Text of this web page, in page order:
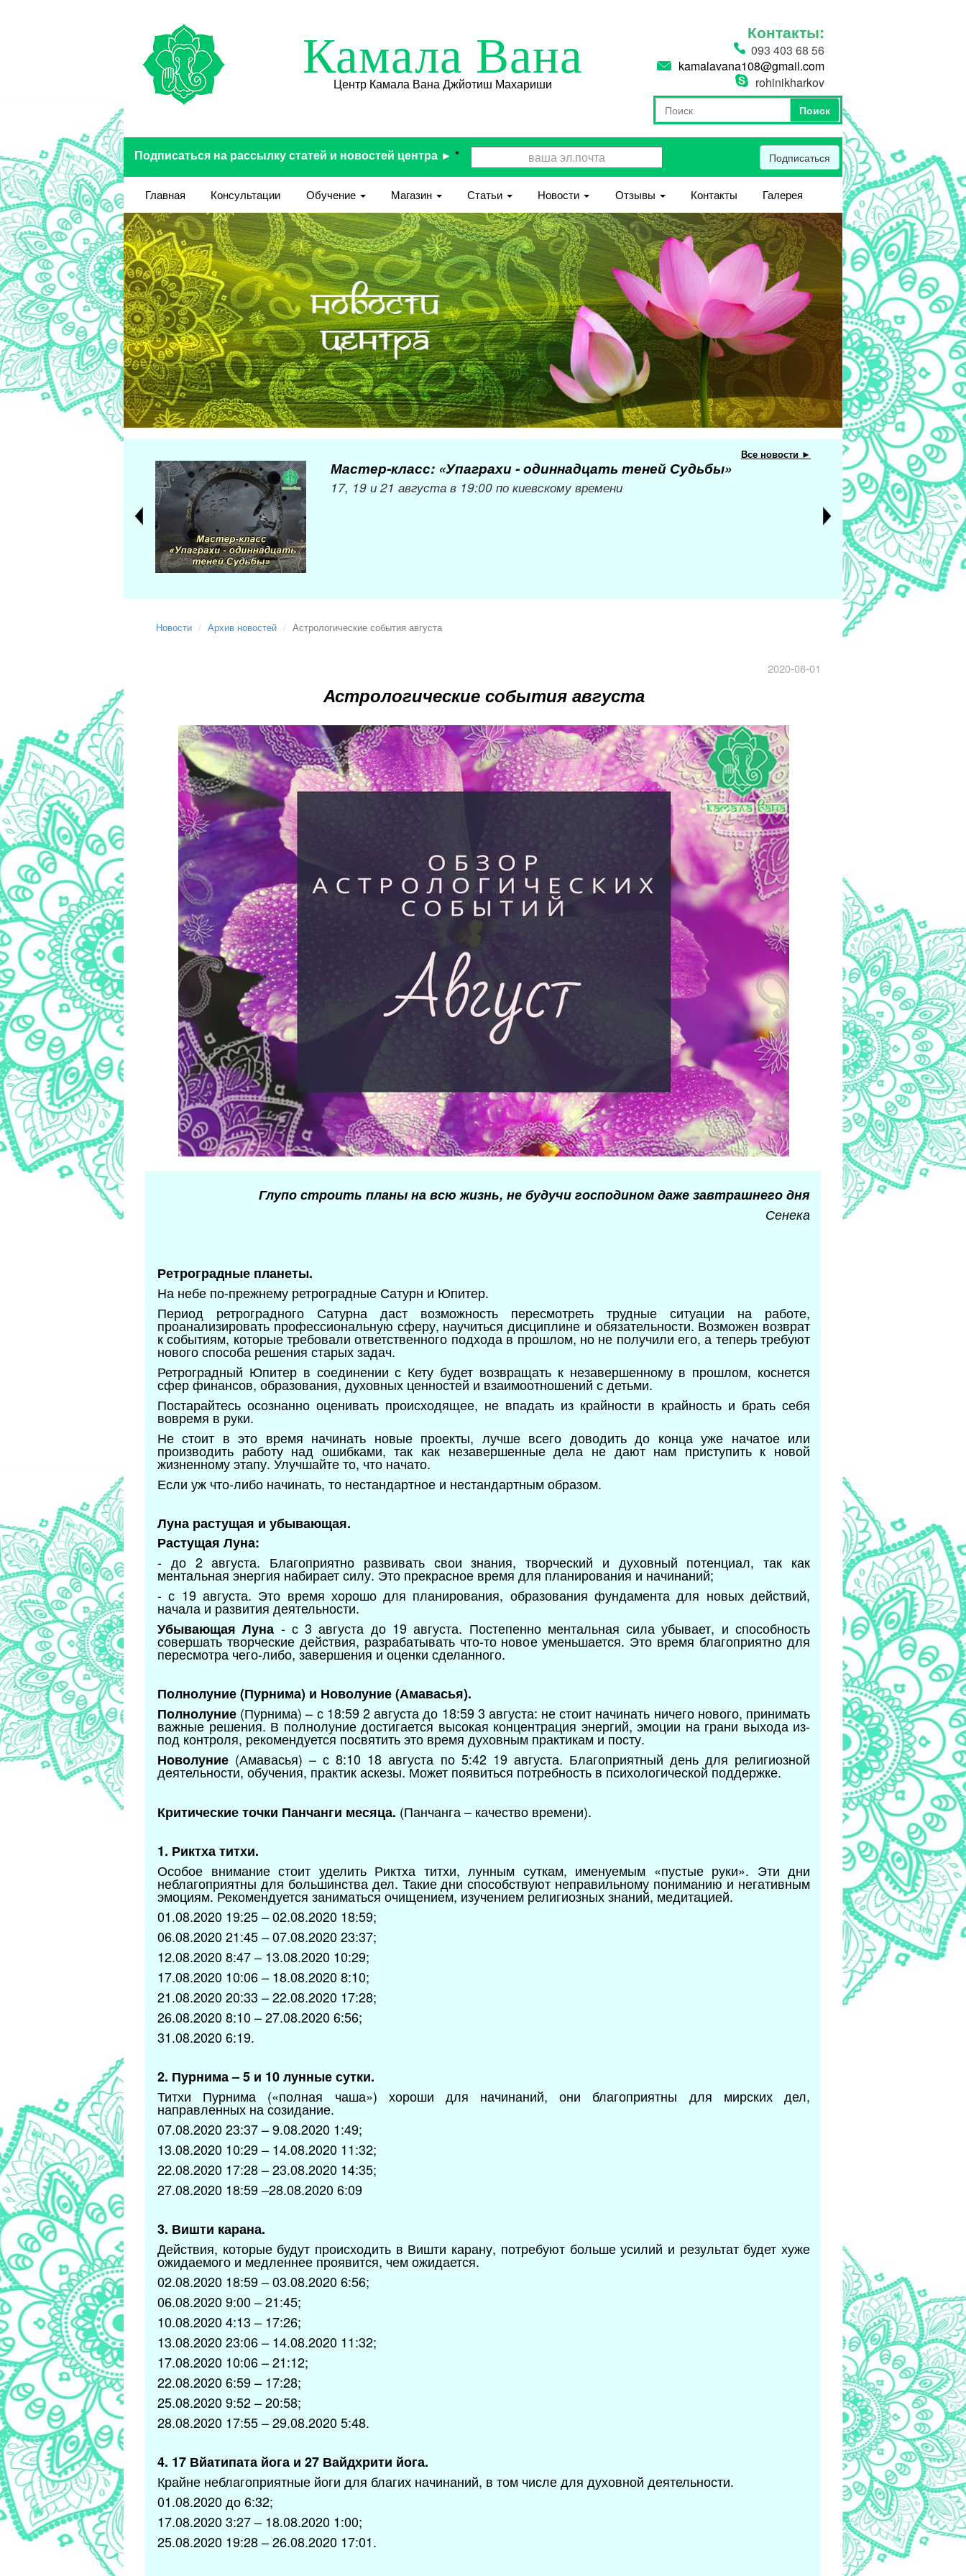
Камала Вана
Центр Камала Вана Джйотиш Махариши
Контакты:
093 403 68 56
kamalavana108@gmail.com
rohinikharkov
Форма поиска
Поиск
Поиск
Подписаться на рассылку статей и новостей центра ► * Подписаться
Главная Консультации Обучение Магазин Статьи Новости Отзывы Контакты Галерея
Все новости ►
Мастер-класс: «Упаграхи - одиннадцать теней Судьбы»
17, 19 и 21 августа в 19:00 по киевскому времени
Новости Архив новостей Астрологические события августа
2020-08-01
Астрологические события августа
Глупо строить планы на всю жизнь, не будучи господином даже завтрашнего дня
Сенека
Ретроградные планеты.
На небе по-прежнему ретроградные Сатурн и Юпитер.
Период ретроградного Сатурна даст возможность пересмотреть трудные ситуации на работе,
проанализировать профессиональную сферу, научиться дисциплине и обязательности. Возможен возврат
к событиям, которые требовали ответственного подхода в прошлом, но не получили его, а теперь требуют
нового способа решения старых задач.
Ретроградный Юпитер в соединении с Кету будет возвращать к незавершенному в прошлом, коснется
сфер финансов, образования, духовных ценностей и взаимоотношений с детьми.
Постарайтесь осознанно оценивать происходящее, не впадать из крайности в крайность и брать себя
вовремя в руки.
Не стоит в это время начинать новые проекты, лучше всего доводить до конца уже начатое или
производить работу над ошибками, так как незавершенные дела не дают нам приступить к новой
жизненному этапу. Улучшайте то, что начато.
Если уж что-либо начинать, то нестандартное и нестандартным образом.
Луна растущая и убывающая.
Растущая Луна:
- до 2 августа. Благоприятно развивать свои знания, творческий и духовный потенциал, так как
ментальная энергия набирает силу. Это прекрасное время для планирования и начинаний;
- с 19 августа. Это время хорошо для планирования, образования фундамента для новых действий,
начала и развития деятельности.
Убывающая Луна - с 3 августа до 19 августа. Постепенно ментальная сила убывает, и способность
совершать творческие действия, разрабатывать что-то новое уменьшается. Это время благоприятно для
пересмотра чего-либо, завершения и оценки сделанного.
Полнолуние (Пурнима) и Новолуние (Амавасья).
Полнолуние (Пурнима) – с 18:59 2 августа до 18:59 3 августа: не стоит начинать ничего нового, принимать
важные решения. В полнолуние достигается высокая концентрация энергий, эмоции на грани выхода из-
под контроля, рекомендуется посвятить это время духовным практикам и посту.
Новолуние (Амавасья) – с 8:10 18 августа по 5:42 19 августа. Благоприятный день для религиозной
деятельности, обучения, практик аскезы. Может появиться потребность в психологической поддержке.
Критические точки Панчанги месяца. (Панчанга – качество времени).
1. Риктха титхи.
Особое внимание стоит уделить Риктха титхи, лунным суткам, именуемым «пустые руки». Эти дни
неблагоприятны для большинства дел. Такие дни способствуют неправильному пониманию и негативным
эмоциям. Рекомендуется заниматься очищением, изучением религиозных знаний, медитацией.
01.08.2020 19:25 – 02.08.2020 18:59;
06.08.2020 21:45 – 07.08.2020 23:37;
12.08.2020 8:47 – 13.08.2020 10:29;
17.08.2020 10:06 – 18.08.2020 8:10;
21.08.2020 20:33 – 22.08.2020 17:28;
26.08.2020 8:10 – 27.08.2020 6:56;
31.08.2020 6:19.
2. Пурнима – 5 и 10 лунные сутки.
Титхи Пурнима («полная чаша») хороши для начинаний, они благоприятны для мирских дел,
направленных на созидание.
07.08.2020 23:37 – 9.08.2020 1:49;
13.08.2020 10:29 – 14.08.2020 11:32;
22.08.2020 17:28 – 23.08.2020 14:35;
27.08.2020 18:59 –28.08.2020 6:09
3. Вишти карана.
Действия, которые будут происходить в Вишти карану, потребуют больше усилий и результат будет хуже
ожидаемого и медленнее проявится, чем ожидается.
02.08.2020 18:59 – 03.08.2020 6:56;
06.08.2020 9:00 – 21:45;
10.08.2020 4:13 – 17:26;
13.08.2020 23:06 – 14.08.2020 11:32;
17.08.2020 10:06 – 21:12;
22.08.2020 6:59 – 17:28;
25.08.2020 9:52 – 20:58;
28.08.2020 17:55 – 29.08.2020 5:48.
4. 17 Вйатипата йога и 27 Вайдхрити йога.
Крайне неблагоприятные йоги для благих начинаний, в том числе для духовной деятельности.
01.08.2020 до 6:32;
17.08.2020 3:27 – 18.08.2020 1:00;
25.08.2020 19:28 – 26.08.2020 17:01.